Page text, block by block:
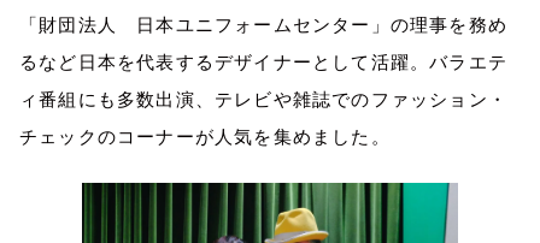
「財団法人 日本ユニフォームセンター」の理事を務め
るなど日本を代表するデザイナーとして活躍。バラエテ
ィ番組にも多数出演、テレビや雑誌でのファッション・
チェックのコーナーが人気を集めました。